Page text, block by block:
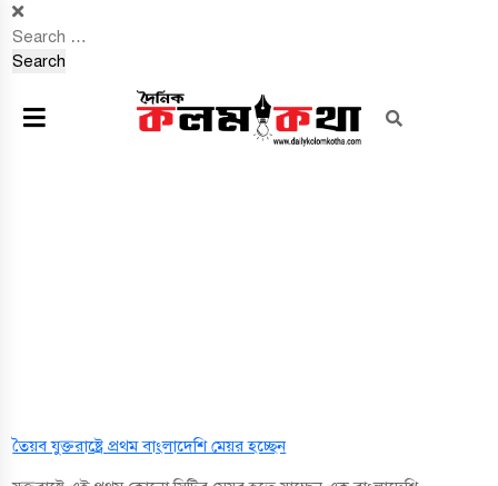
Search
for:
তৈয়ব যুক্তরাষ্ট্রে প্রথম বাংলাদেশি মেয়র হচ্ছেন